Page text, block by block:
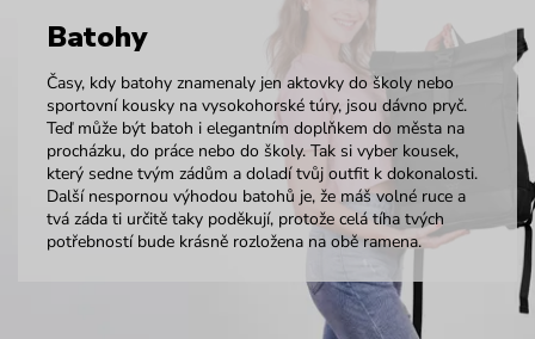
Batohy
Časy, kdy batohy znamenaly jen aktovky do školy nebo
sportovní kousky na vysokohorské túry, jsou dávno pryč.
Teď může být batoh i elegantním doplňkem do města na
procházku, do práce nebo do školy. Tak si vyber kousek,
který sedne tvým zádům a doladí tvůj outfit k dokonalosti.
Další nespornou výhodou batohů je, že máš volné ruce a
tvá záda ti určitě taky poděkují, protože celá tíha tvých
potřebností bude krásně rozložena na obě ramena.